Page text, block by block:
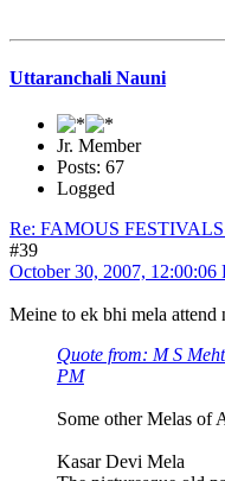
Uttaranchali Nauni
Jr. Member
Posts: 67
Logged
Re: FAMOUS
#39
October 30, 2007, 12:00:06
Meine to ek bhi mela attend
Quote from: M S
PM
Some other Melas of
Kasar Devi Mela